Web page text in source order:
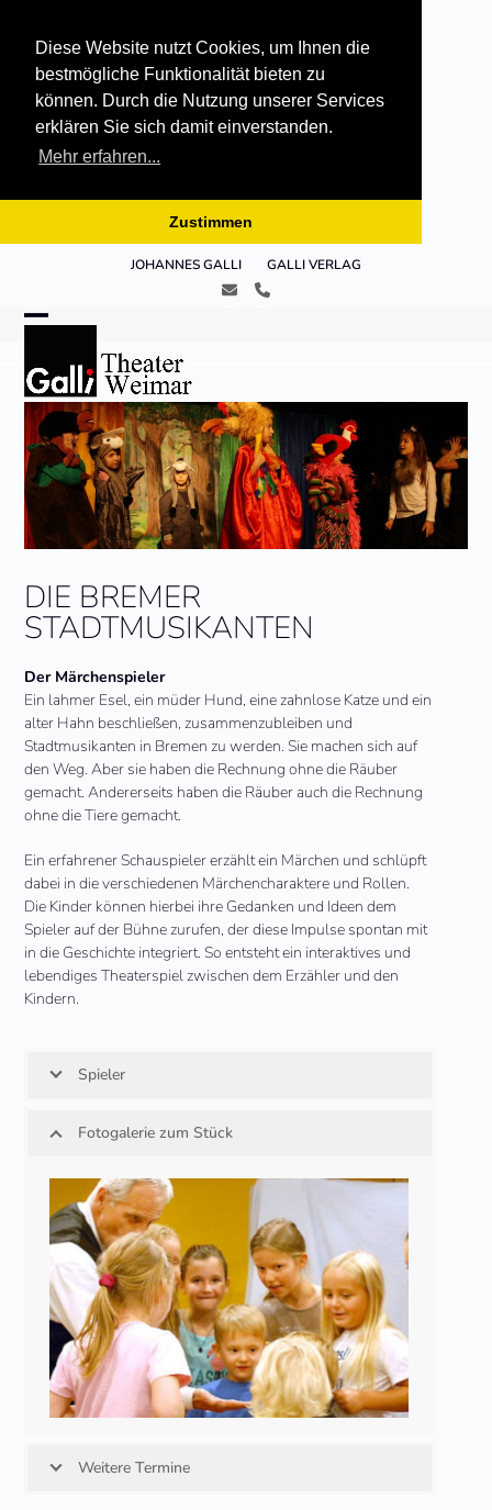
Diese Website nutzt Cookies, um Ihnen die
bestmögliche Funktionalität bieten zu
können. Durch die Nutzung unserer Services
erklären Sie sich damit einverstanden.
Mehr erfahren...
Zustimmen
JOHANNES GALLI GALLI VERLAG
E- Telefon
mobile
menu
mobile
menu
DIE BREMER
STADTMUSIKANTEN
Der Märchenspieler
Ein lahmer Esel, ein müder Hund, eine zahnlose Katze und ein
alter Hahn beschließen, zusammenzubleiben und
Stadtmusikanten in Bremen zu werden. Sie machen sich auf
den Weg. Aber sie haben die Rechnung ohne die Räuber
gemacht. Andererseits haben die Räuber auch die Rechnung
ohne die Tiere gemacht.
Ein erfahrener Schauspieler erzählt ein Märchen und schlüpft
dabei in die verschiedenen Märchencharaktere und Rollen.
Die Kinder können hierbei ihre Gedanken und Ideen dem
Spieler auf der Bühne zurufen, der diese Impulse spontan mit
in die Geschichte integriert. So entsteht ein interaktives und
lebendiges Theaterspiel zwischen dem Erzähler und den
Kindern.
Spieler
Fotogalerie zum Stück
Weitere Termine